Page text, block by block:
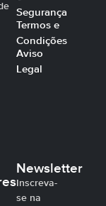
Segurança
Termos e
Condições
Aviso
Legal
Newsletter
Inscreva-
se na